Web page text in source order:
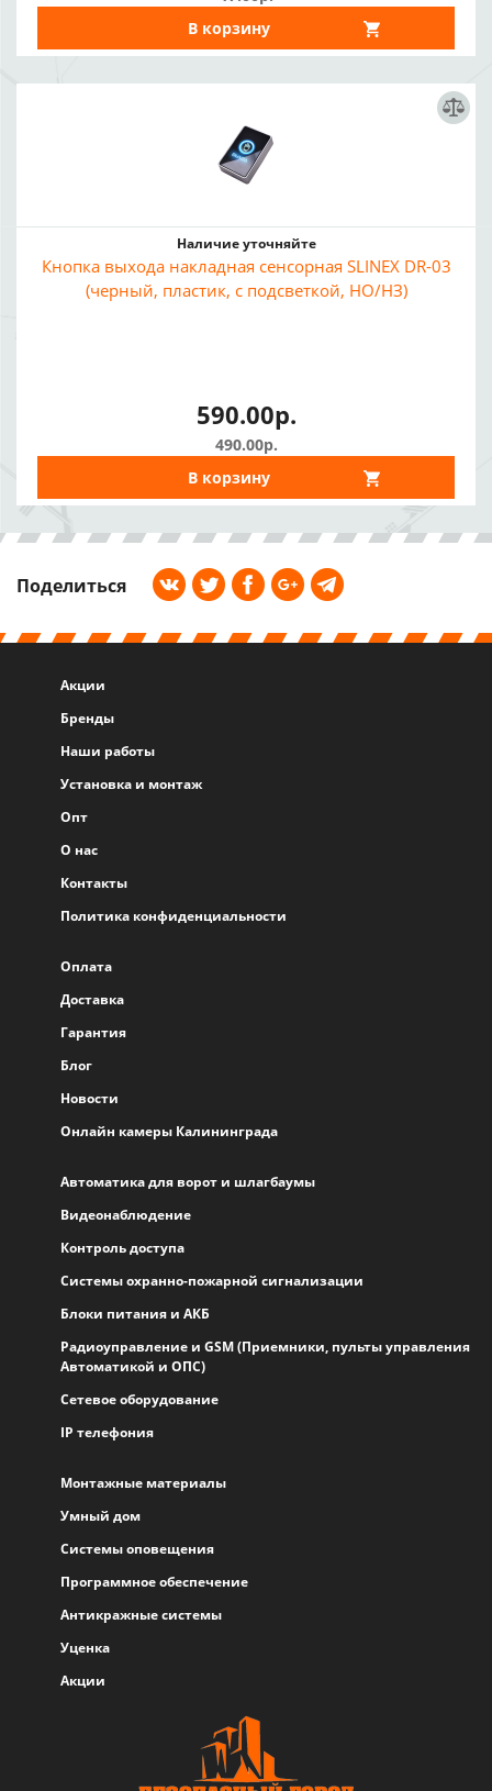
В корзину
Наличие уточняйте
Кнопка выхода накладная сенсорная SLINEX DR-03
(черный, пластик, с подсветкой, НО/НЗ)
590.00р.
490.00р.
В корзину
Поделиться
Акции
Бренды
Наши работы
Установка и монтаж
Опт
О нас
Контакты
Политика конфиденциальности
Оплата
Доставка
Гарантия
Блог
Новости
Онлайн камеры Калининграда
Автоматика для ворот и шлагбаумы
Видеонаблюдение
Контроль доступа
Системы охранно-пожарной сигнализации
Блоки питания и АКБ
Радиоуправление и GSM (Приемники, пульты управления
Автоматикой и ОПС)
Сетевое оборудование
IP телефония
Монтажные материалы
Умный дом
Системы оповещения
Программное обеспечение
Антикражные системы
Уценка
Акции